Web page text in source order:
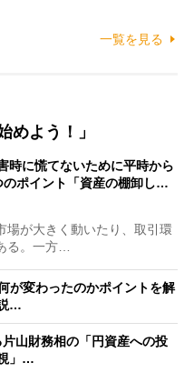
一覧を見る
めよう！」
時に慌てないために平時から
のポイント「資産の棚卸し…
が大きく動いたり、取引環
る。一方…
が変わったのかポイントを解
…
山財務相の「円資産への投
」…